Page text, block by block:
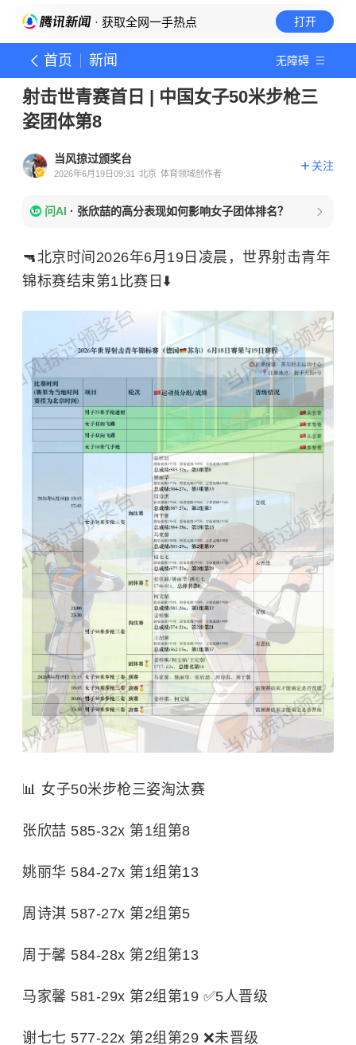
· 获取全网一手热点 打开
首页 新闻 无障碍
射击世青赛首日 | 中国女子50米步枪三
姿团体第8
当风掠过颁奖台
2026年6月19日09:31 北京 体育领域创作者
关注
问AI · 张欣喆的高分表现如何影响女子团体排名？
🔫北京时间2026年6月19日凌晨，世界射击青年
锦标赛结束第1比赛日⬇️
📊 女子50米步枪三姿淘汰赛
张欣喆 585-32x 第1组第8
姚丽华 584-27x 第1组第13
周诗淇 587-27x 第2组第5
周于馨 584-28x 第2组第13
马家馨 581-29x 第2组第19 ✅5人晋级
谢七七 577-22x 第2组第29 ❌未晋级